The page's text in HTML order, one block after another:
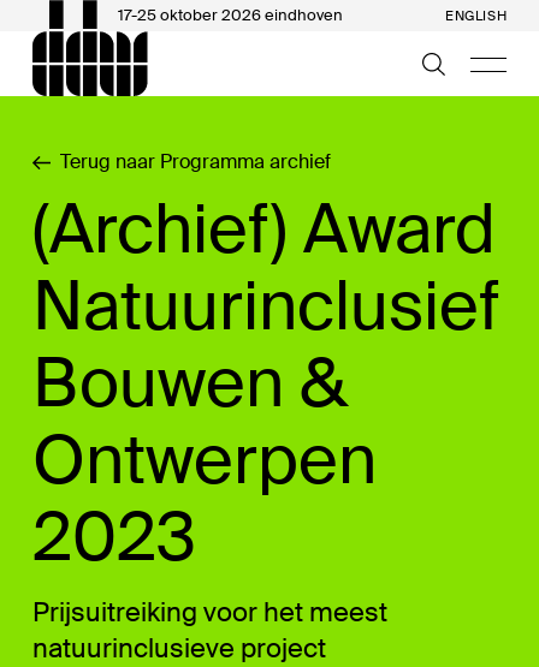
17-25 oktober 2026 eindhoven ENGLISH
Terug naar Programma archief
(Archief) Award
Natuurinclusief
Bouwen &
Ontwerpen
2023
Prijsuitreiking voor het meest
natuurinclusieve project